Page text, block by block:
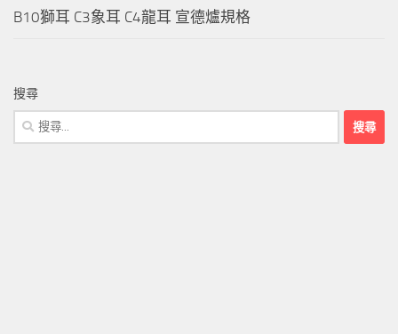
B10獅耳 C3象耳 C4龍耳 宣德爐規格
搜尋
搜
尋